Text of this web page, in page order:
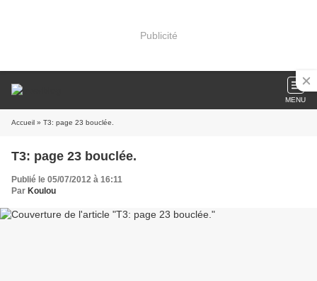
Publicité
MENU
Accueil » T3: page 23 bouclée.
T3: page 23 bouclée.
Publié le 05/07/2012 à 16:11
Par Koulou